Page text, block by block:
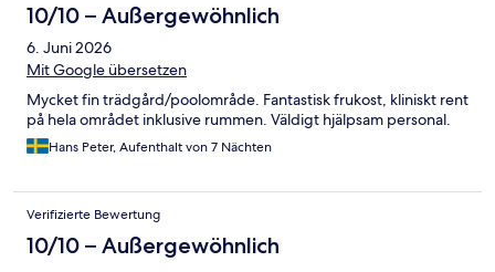
10/10 – Außergewöhnlich
6. Juni 2026
Mit Google übersetzen
Mycket fin trädgård/poolområde. Fantastisk frukost, kliniskt rent
på hela området inklusive rummen. Väldigt hjälpsam personal.
Hans Peter, Aufenthalt von 7 Nächten
Verifizierte Bewertung
10/10 – Außergewöhnlich